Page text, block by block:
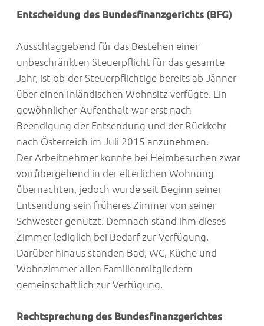
Entscheidung des Bundesfinanzgerichts (BFG)
Ausschlaggebend für das Bestehen einer
unbeschränkten Steuerpflicht für das gesamte
Jahr, ist ob der Steuerpflichtige bereits ab Jänner
über einen inländischen Wohnsitz verfügte. Ein
gewöhnlicher Aufenthalt war erst nach
Beendigung der Entsendung und der Rückkehr
nach Österreich im Juli 2015 anzunehmen.
Der Arbeitnehmer konnte bei Heimbesuchen zwar
vorrübergehend in der elterlichen Wohnung
übernachten, jedoch wurde seit Beginn seiner
Entsendung sein früheres Zimmer von seiner
Schwester genutzt. Demnach stand ihm dieses
Zimmer lediglich bei Bedarf zur Verfügung.
Darüber hinaus standen Bad, WC, Küche und
Wohnzimmer allen Familienmitgliedern
gemeinschaftlich zur Verfügung.
Rechtsprechung des Bundesfinanzgerichtes